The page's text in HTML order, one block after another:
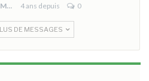
AGRICULTUREMONO 4 ans depuis 0
DE MESSAGES